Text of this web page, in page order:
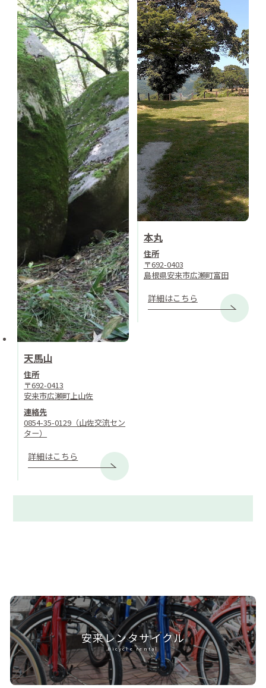
天馬山
住所
〒692-0413
安来市広瀬町上山佐
連絡先
0854-35-0129（山佐交流セン
ター）
詳細はこちら
本丸
住所
〒692-0403
島根県安来市広瀬町富田
詳細はこちら
安来レンタサイクル
Bicycle rental